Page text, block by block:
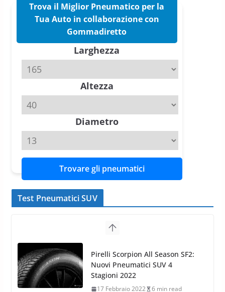
Pirelli P Zero Trofeo RS: per
slick da battere
Michelin Pilot Sport 4 S – Test
su Range Rover Sport D350 HST
11 Aprile 2026 15 min read
Trova il Miglior Pneumatico per la
Tua Auto in collaborazione con
Gommadiretto
Larghezza
Altezza
Diametro
Trovare gli pneumatici
Test Pneumatici SUV
Nokian WR SUV 3: il 1°
pneumatico invernale al mondo
di classe A
13 Maggio 2015 2 min read